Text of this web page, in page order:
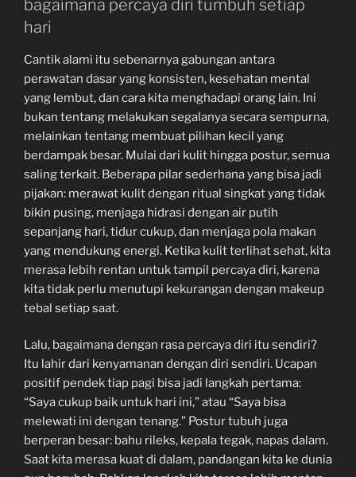
bagaimana percaya diri tumbuh setiap
hari
Cantik alami itu sebenarnya gabungan antara
perawatan dasar yang konsisten, kesehatan mental
yang lembut, dan cara kita menghadapi orang lain. Ini
bukan tentang melakukan segalanya secara sempurna,
melainkan tentang membuat pilihan kecil yang
berdampak besar. Mulai dari kulit hingga postur, semua
saling terkait. Beberapa pilar sederhana yang bisa jadi
pijakan: merawat kulit dengan ritual singkat yang tidak
bikin pusing, menjaga hidrasi dengan air putih
sepanjang hari, tidur cukup, dan menjaga pola makan
yang mendukung energi. Ketika kulit terlihat sehat, kita
merasa lebih rentan untuk tampil percaya diri, karena
kita tidak perlu menutupi kekurangan dengan makeup
tebal setiap saat.
Lalu, bagaimana dengan rasa percaya diri itu sendiri?
Itu lahir dari kenyamanan dengan diri sendiri. Ucapan
positif pendek tiap pagi bisa jadi langkah pertama:
“Saya cukup baik untuk hari ini,” atau “Saya bisa
melewati ini dengan tenang.” Postur tubuh juga
berperan besar: bahu rileks, kepala tegak, napas dalam.
Saat kita merasa kuat di dalam, pandangan kita ke dunia